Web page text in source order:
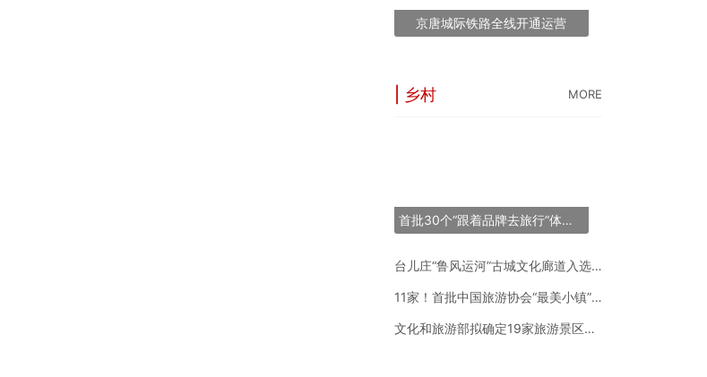
京唐城际铁路全线开通运营
| 乡村 MORE
首批30个“跟着品牌去旅行”体验地推荐名单正式发布
台儿庄“鲁风运河”古城文化廊道入选2024年度中国“十大最美农村路”
11家！首批中国旅游协会“最美小镇”新鲜出炉
文化和旅游部拟确定19家旅游景区为国家5A级旅游景区